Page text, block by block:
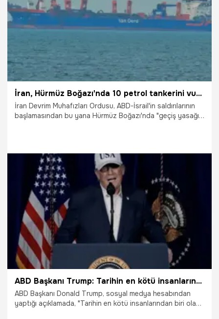
14.03.2026 Dünya
İran, Hürmüz Boğazı'nda 10 petrol tankerini vurduğunu duyurdu
İran Devrim Muhafızları Ordusu, ABD-İsrail'in saldırılarının
başlamasından bu yana Hürmüz Boğazı'nda "geçiş yasağı"
3.03.2026 Dünya
ABD Başkanı Trump: Tarihin en kötü insanlarından biri olan Hamaney öldü
ABD Başkanı Donald Trump, sosyal medya hesabından
yaptığı açıklamada, "Tarihin en kötü insanlarından biri olan